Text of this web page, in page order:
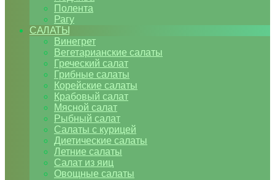
Полента
Рагу
САЛАТЫ
Винегрет
Вегетарианские салаты
Греческий салат
Грибные салаты
Корейские салаты
Крабовый салат
Мясной салат
Рыбный салат
Салаты с курицей
Диетические салаты
Летние салаты
Салат из яиц
Овощные салаты